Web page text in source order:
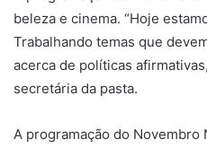
beleza e cinema. “Hoje
Trabalhando temas que
acerca de políticas
secretária da pasta.
A programação do